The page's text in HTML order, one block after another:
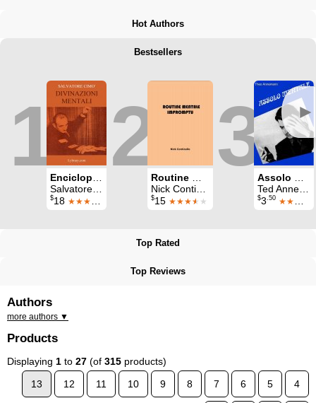
Hot Authors
Bestsellers
►
1
Enciclopedia dell'Illusionismo vol. II: Divinazioni Mentali
Salvatore Cimo
$18 ★★★★★
2
Routine Mentale Impromptu (Italian)
Nick Conticello
$15 ★★★★ ★
3
Assolo Mentale
Ted Annemann
$3.50 ★★★
Top Rated
Top Reviews
Authors
more authors ▼
Products
Displaying 1 to 27 (of 315 products)
13
12 11 10 9 8 7 6 5 4